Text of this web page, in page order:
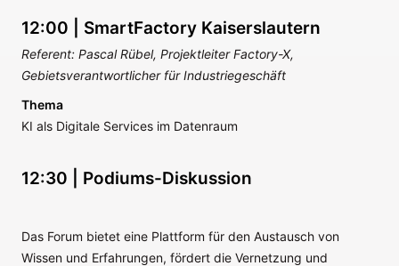
12:00 | SmartFactory Kaiserslautern
Referent: Pascal Rübel, Projektleiter Factory-X,
Gebietsverantwortlicher für Industriegeschäft
Thema
KI als Digitale Services im Datenraum
12:30 | Podiums-Diskussion
Das Forum bietet eine Plattform für den Austausch von
Wissen und Erfahrungen, fördert die Vernetzung und